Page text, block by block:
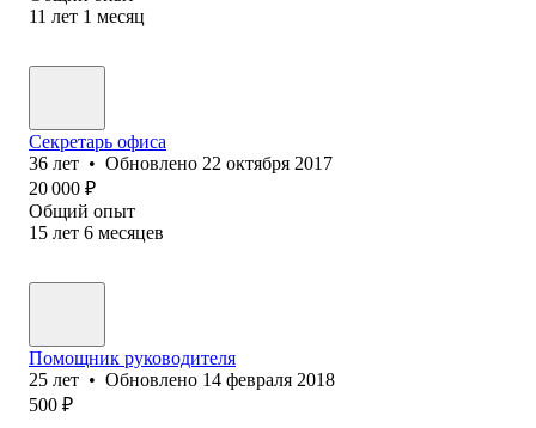
11 лет 1 месяц
Секретарь офиса
36 лет • Обновлено 22 октября 2017
20 000 ₽
Общий опыт
15 лет 6 месяцев
Помощник руководителя
25 лет • Обновлено 14 февраля 2018
500 ₽